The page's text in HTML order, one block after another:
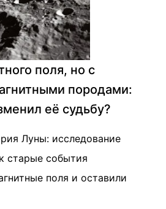
поля, но с
породами:
её судьбу?
Луны: исследование
старые события
поля и оставили